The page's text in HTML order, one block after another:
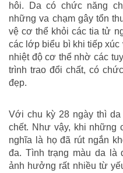
hôi. Da có chức năng
những va chạm gây tổn
vệ cơ thể khỏi các tia tử
các lớp biểu bì khi tiếp
nhiệt độ cơ thể nhờ các
trình trao đổi chất, có
đẹp.
Với chu kỳ 28 ngày thì
chết. Như vậy, khi những
nghĩa là họ đã rút ngắn
đa. Tình trạng màu da là
ảnh hưởng rất nhiều từ